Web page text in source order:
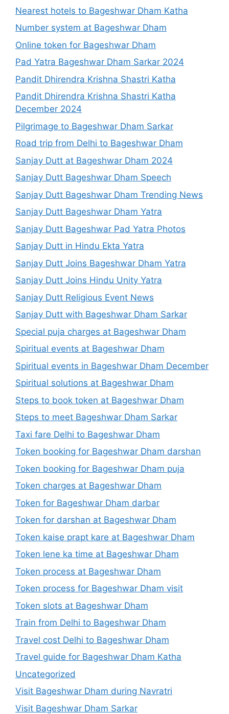
Nearest hotels to Bageshwar Dham Katha
Number system at Bageshwar Dham
Online token for Bageshwar Dham
Pad Yatra Bageshwar Dham Sarkar 2024
Pandit Dhirendra Krishna Shastri Katha
Pandit Dhirendra Krishna Shastri Katha
December 2024
Pilgrimage to Bageshwar Dham Sarkar
Road trip from Delhi to Bageshwar Dham
Sanjay Dutt at Bageshwar Dham 2024
Sanjay Dutt Bageshwar Dham Speech
Sanjay Dutt Bageshwar Dham Trending News
Sanjay Dutt Bageshwar Dham Yatra
Sanjay Dutt Bageshwar Pad Yatra Photos
Sanjay Dutt in Hindu Ekta Yatra
Sanjay Dutt Joins Bageshwar Dham Yatra
Sanjay Dutt Joins Hindu Unity Yatra
Sanjay Dutt Religious Event News
Sanjay Dutt with Bageshwar Dham Sarkar
Special puja charges at Bageshwar Dham
Spiritual events at Bageshwar Dham
Spiritual events in Bageshwar Dham December
Spiritual solutions at Bageshwar Dham
Steps to book token at Bageshwar Dham
Steps to meet Bageshwar Dham Sarkar
Taxi fare Delhi to Bageshwar Dham
Token booking for Bageshwar Dham darshan
Token booking for Bageshwar Dham puja
Token charges at Bageshwar Dham
Token for Bageshwar Dham darbar
Token for darshan at Bageshwar Dham
Token kaise prapt kare at Bageshwar Dham
Token lene ka time at Bageshwar Dham
Token process at Bageshwar Dham
Token process for Bageshwar Dham visit
Token slots at Bageshwar Dham
Train from Delhi to Bageshwar Dham
Travel cost Delhi to Bageshwar Dham
Travel guide for Bageshwar Dham Katha
Uncategorized
Visit Bageshwar Dham during Navratri
Visit Bageshwar Dham Sarkar